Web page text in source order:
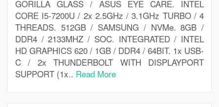
GORILLA GLASS / ASUS EYE CARE. INTEL
CORE I5-7200U / 2x 2.5GHz / 3.1GHz TURBO / 4
THREADS. 512GB / SAMSUNG / NVMe. 8GB /
DDR4 / 2133MHZ / SOC. INTEGRATED / INTEL
HD GRAPHICS 620 / 1GB / DDR4 / 64BIT. 1x USB-
C / 2x THUNDERBOLT WITH DISPLAYPORT
SUPPORT (1x.. Read More